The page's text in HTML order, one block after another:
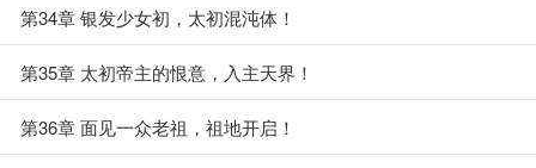
第34章 银发少女初，太初混沌体！
第35章 太初帝主的恨意，入主天界！
第36章 面见一众老祖，祖地开启！